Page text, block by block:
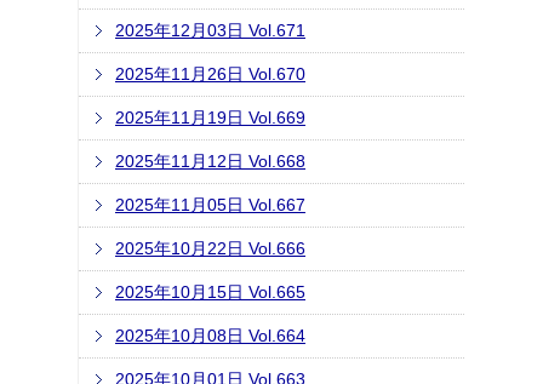
2025年12月03日 Vol.671
2025年11月26日 Vol.670
2025年11月19日 Vol.669
2025年11月12日 Vol.668
2025年11月05日 Vol.667
2025年10月22日 Vol.666
2025年10月15日 Vol.665
2025年10月08日 Vol.664
2025年10月01日 Vol.663